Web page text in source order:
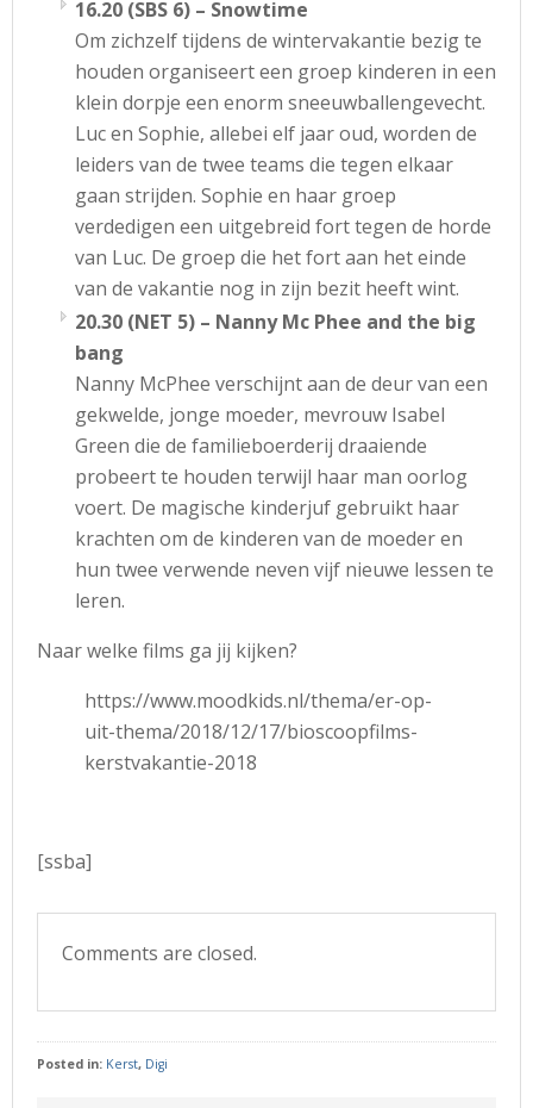
16.20 (SBS 6) – Snowtime
Om zichzelf tijdens de wintervakantie bezig te
houden organiseert een groep kinderen in een
klein dorpje een enorm sneeuwballengevecht.
Luc en Sophie, allebei elf jaar oud, worden de
leiders van de twee teams die tegen elkaar
gaan strijden. Sophie en haar groep
verdedigen een uitgebreid fort tegen de horde
van Luc. De groep die het fort aan het einde
van de vakantie nog in zijn bezit heeft wint.
20.30 (NET 5) – Nanny Mc Phee and the big
bang
Nanny McPhee verschijnt aan de deur van een
gekwelde, jonge moeder, mevrouw Isabel
Green die de familieboerderij draaiende
probeert te houden terwijl haar man oorlog
voert. De magische kinderjuf gebruikt haar
krachten om de kinderen van de moeder en
hun twee verwende neven vijf nieuwe lessen te
leren.
Naar welke films ga jij kijken?
https://www.moodkids.nl/thema/er-op-
uit-thema/2018/12/17/bioscoopfilms-
kerstvakantie-2018
[ssba]
Comments are closed.
Posted in: Kerst, Digi